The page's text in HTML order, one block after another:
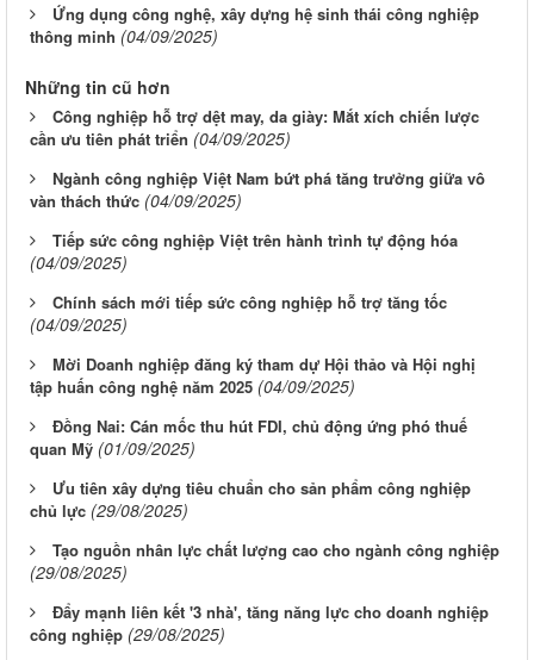
Ứng dụng công nghệ, xây dựng hệ sinh thái công nghiệp
thông minh (04/09/2025)
Những tin cũ hơn
Công nghiệp hỗ trợ dệt may, da giày: Mắt xích chiến lược
cần ưu tiên phát triển (04/09/2025)
Ngành công nghiệp Việt Nam bứt phá tăng trưởng giữa vô
vàn thách thức (04/09/2025)
Tiếp sức công nghiệp Việt trên hành trình tự động hóa
(04/09/2025)
Chính sách mới tiếp sức công nghiệp hỗ trợ tăng tốc
(04/09/2025)
Mời Doanh nghiệp đăng ký tham dự Hội thảo và Hội nghị
tập huấn công nghệ năm 2025 (04/09/2025)
Đồng Nai: Cán mốc thu hút FDI, chủ động ứng phó thuế
quan Mỹ (01/09/2025)
Ưu tiên xây dựng tiêu chuẩn cho sản phẩm công nghiệp
chủ lực (29/08/2025)
Tạo nguồn nhân lực chất lượng cao cho ngành công nghiệp
(29/08/2025)
Đẩy mạnh liên kết '3 nhà', tăng năng lực cho doanh nghiệp
công nghiệp (29/08/2025)